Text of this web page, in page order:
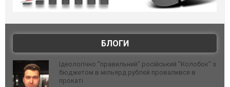
БЛОГИ
Ідеологічно "правильний" російський "Колобок" з
бюджетом в мільярд рублєй провалився в
прокаті